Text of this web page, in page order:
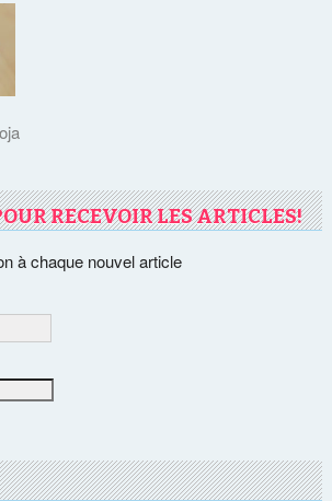
RECEVOIR LES ARTICLES!
à chaque nouvel article